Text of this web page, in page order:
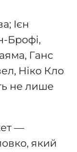
Ієн
Брофі,
Ганс
Ніко Кло
не лише
—
який